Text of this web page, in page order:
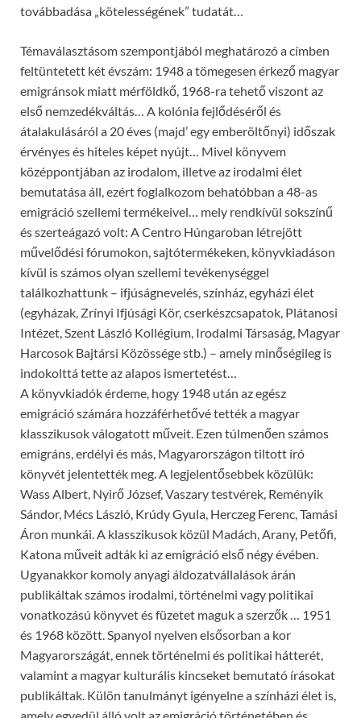
továbbadása „kötelességének” tudatát…
Témaválasztásom szempontjából meghatározó a címben
feltüntetett két évszám: 1948 a tömegesen érkező magyar
emigránsok miatt mérföldkő, 1968-ra tehető viszont az
első nemzedékváltás… A kolónia fejlődéséről és
átalakulásáról a 20 éves (majd’ egy emberöltőnyi) időszak
érvényes és hiteles képet nyújt… Mivel könyvem
középpontjában az irodalom, illetve az irodalmi élet
bemutatása áll, ezért foglalkozom behatóbban a 48-as
emigráció szellemi termékeivel… mely rendkívül sokszínű
és szerteágazó volt: A Centro Húngaroban létrejött
művelődési fórumokon, sajtótermékeken, könyvkiadáson
kívül is számos olyan szellemi tevékenységgel
találkozhattunk – ifjúságnevelés, színház, egyházi élet
(egyházak, Zrínyi Ifjúsági Kör, cserkészcsapatok, Plátanosi
Intézet, Szent László Kollégium, Irodalmi Társaság, Magyar
Harcosok Bajtársi Közössége stb.) – amely minőségileg is
indokolttá tette az alapos ismertetést…
A könyvkiadók érdeme, hogy 1948 után az egész
emigráció számára hozzáférhetővé tették a magyar
klasszikusok válogatott műveit. Ezen túlmenően számos
emigráns, erdélyi és más, Magyarországon tiltott író
könyvét jelentették meg. A legjelentősebbek közülük:
Wass Albert, Nyirő József, Vaszary testvérek, Reményik
Sándor, Mécs László, Krúdy Gyula, Herczeg Ferenc, Tamási
Áron munkái. A klasszikusok közül Madách, Arany, Petőfi,
Katona műveit adták ki az emigráció első négy évében.
Ugyanakkor komoly anyagi áldozatvállalások árán
publikáltak számos irodalmi, történelmi vagy politikai
vonatkozású könyvet és füzetet maguk a szerzők … 1951
és 1968 között. Spanyol nyelven elsősorban a kor
Magyarországát, ennek történelmi és politikai hátterét,
valamint a magyar kulturális kincseket bemutató írásokat
publikáltak. Külön tanulmányt igényelne a színházi élet is,